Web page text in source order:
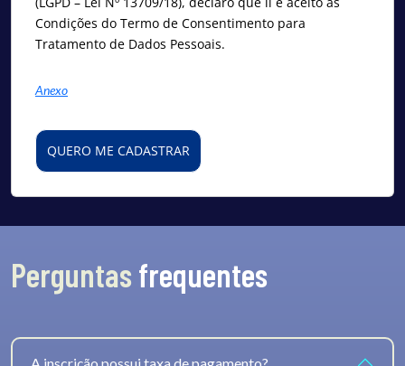
Condições do Termo de Consentimento para
Tratamento de Dados Pessoais.
Anexo
QUERO ME CADASTRAR
Perguntas frequentes